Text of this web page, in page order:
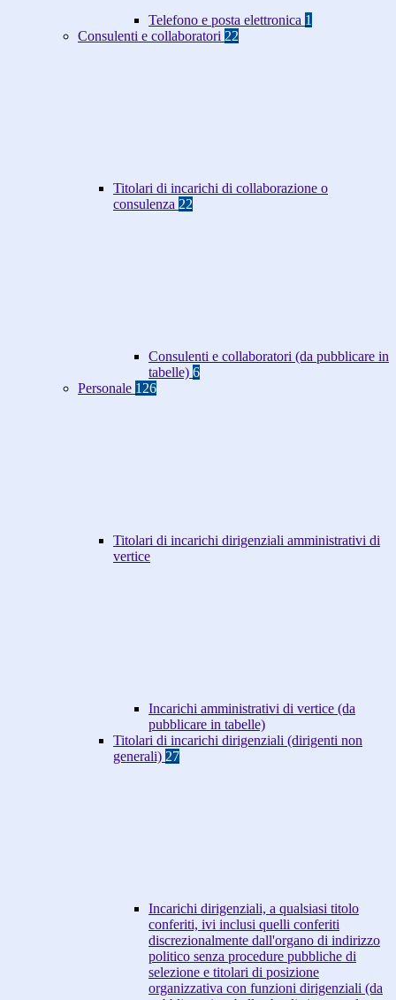
Telefono e posta elettronica 1
Consulenti e collaboratori 22
Titolari di incarichi di collaborazione o
consulenza 22
Consulenti e collaboratori (da pubblicare in
tabelle) 6
Personale 126
Titolari di incarichi dirigenziali amministrativi di
vertice
Incarichi amministrativi di vertice (da
pubblicare in tabelle)
Titolari di incarichi dirigenziali (dirigenti non
generali) 27
Incarichi dirigenziali, a qualsiasi titolo
conferiti, ivi inclusi quelli conferiti
discrezionalmente dall'organo di indirizzo
politico senza procedure pubbliche di
selezione e titolari di posizione
organizzativa con funzioni dirigenziali (da